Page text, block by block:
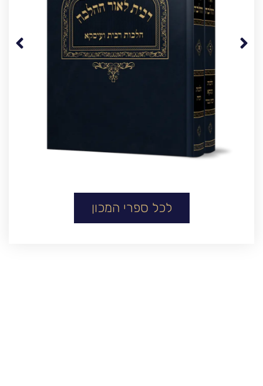
לכל ספרי המכון